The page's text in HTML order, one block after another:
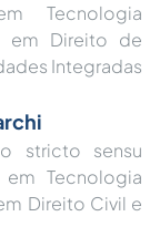
Tecnologia
em Direito de
Integradas
stricto sensu
Tecnologia
Direito Civil e